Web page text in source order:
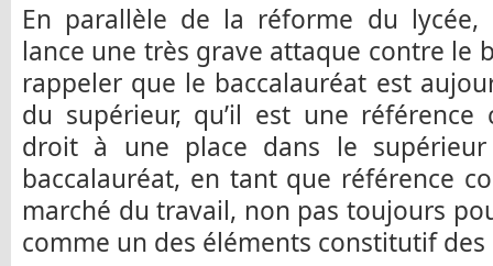
En parallèle de la réforme du lycée,
lance une très grave attaque contre le
rappeler que le baccalauréat est
du supérieur, qu’il est une référence
droit à une place dans le
baccalauréat, en tant que référence
marché du travail, non pas toujours
comme un des éléments constitutif des